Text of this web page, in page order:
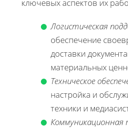
ключевых аспектов их
Логистическая
обеспечение
доставки
материальных
Техническое
настройка и
техники и
Коммуникационная